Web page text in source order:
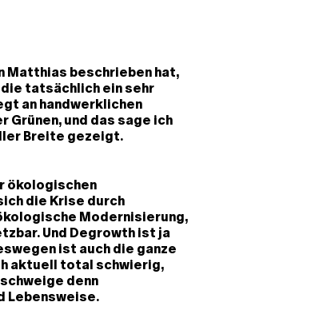
Matthias beschrieben hat,
tatsächlich ein sehr
an handwerklichen
Grünen, und das sage ich
Breite gezeigt.
ökologischen
die Krise durch
Modernisierung,
Und Degrowth ist ja
ist auch die ganze
aktuell total schwierig,
denn
Lebensweise.